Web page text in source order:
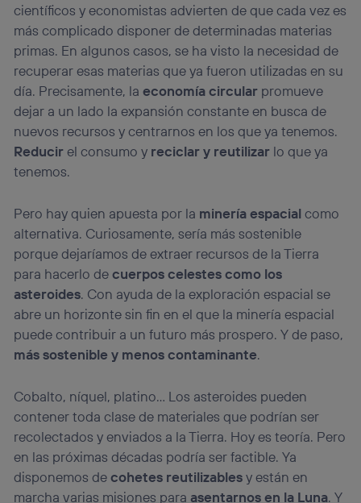
científicos y economistas advierten de que cada vez es
más complicado disponer de determinadas materias
primas. En algunos casos, se ha visto la necesidad de
recuperar esas materias que ya fueron utilizadas en su
día. Precisamente, laeconomía circular promueve
dejar a un lado la expansión constante en busca de
nuevos recursos y centrarnos en los que ya tenemos.
Reducirel consumo y reciclar y reutilizar lo que ya
tenemos.
Pero hay quien apuesta por la minería espacialcomo
alternativa. Curiosamente, sería más sostenible
porque dejaríamos de extraer recursos de la Tierra
para hacerlo decuerpos celestes como los
asteroides. Con ayuda de la exploración espacial se
abre un horizonte sin fin en el que la minería espacial
puede contribuir a un futuro más prospero. Y de paso,
más sostenible y menos contaminante.
Cobalto, níquel, platino… Los asteroides pueden
contener toda clase de materiales que podrían ser
recolectados y enviados a la Tierra. Hoy es teoría. Pero
en las próximas décadas podría ser factible. Ya
disponemos decohetes reutilizablesy están en
marcha varias misiones para asentarnos en la Luna. Y